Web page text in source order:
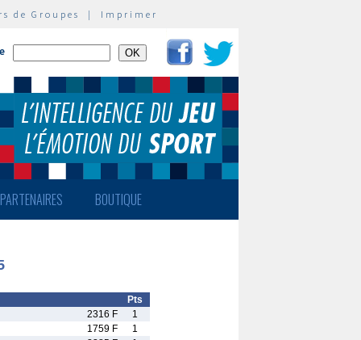
de Groupes | Imprimer
PARTENAIRES BOUTIQUE
Pts
2316 F
1
1759 F
1